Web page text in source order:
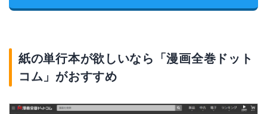
紙の単行本が欲しいなら「漫画全巻ドット
コム」がおすすめ